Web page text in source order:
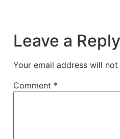
Leave a Reply
Your email address will
Comment *